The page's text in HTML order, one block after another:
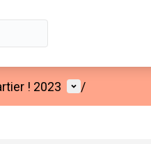
! 2023 Menu
/